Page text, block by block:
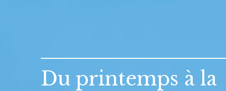
Du printemps à la